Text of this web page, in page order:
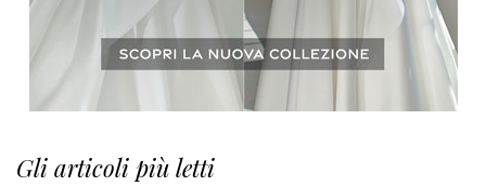
Gli articoli più letti